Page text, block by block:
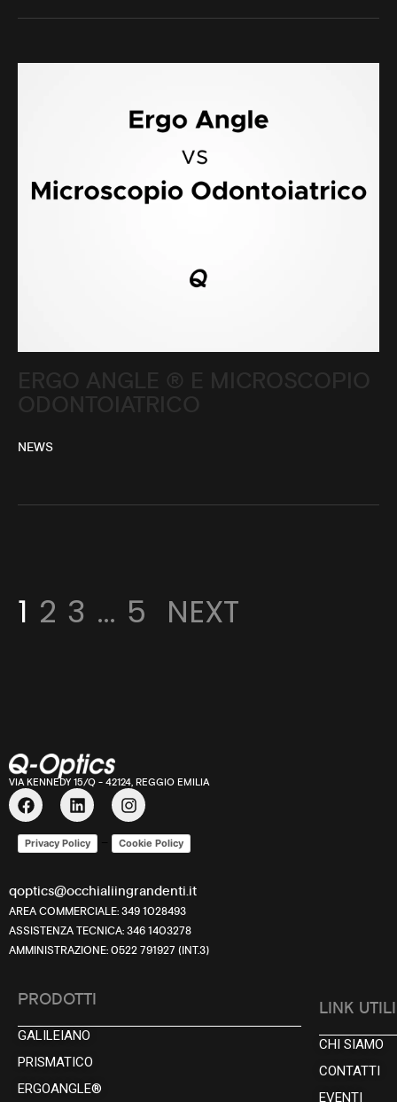
NEWS
1 2 3 … 5 NEXT
VIA KENNEDY 15/Q - 42124, REGGIO EMILIA
Privacy Policy Cookie Policy
qoptics@occhialiingrandenti.it
AREA COMMERCIALE: 349 1028493
ASSISTENZA TECNICA: 346 1403278
AMMINISTRAZIONE: 0522 791927 (INT.3)
PRODOTTI
GALILEIANO
PRISMATICO
ERGOANGLE®
LINK UTILI
CHI SIAMO
CONTATTI
EVENTI